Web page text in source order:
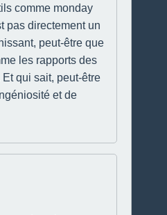
comme monday
pas directement un
peut-être que
les rapports des
qui sait, peut-être
et de